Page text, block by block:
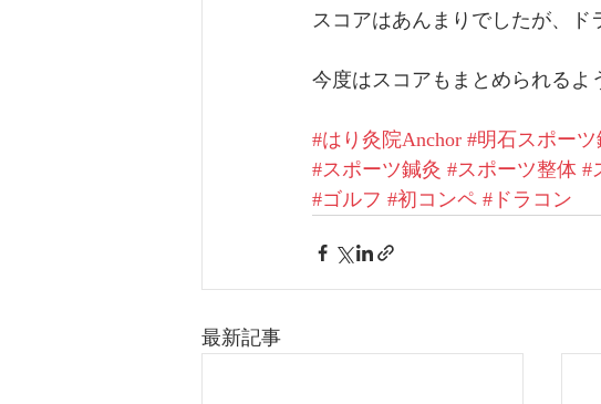
スコアはあんまりでしたが、ド
今度はスコアもまとめられるよ
#はり灸院Anchor #明石スポー
#スポーツ鍼灸 #スポーツ整体 #
#ゴルフ #初コンペ #ドラコン
最新記事